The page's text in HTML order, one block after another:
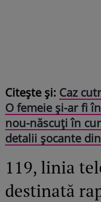
Citește și: Caz
O femeie și-ar fi
nou-născuți în
detalii șocante
119, linia
destinată